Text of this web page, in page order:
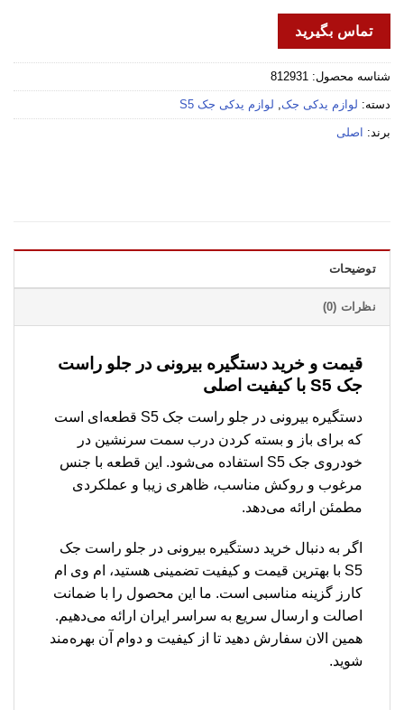
تماس بگیرید
شناسه محصول: 812931
دسته: لوازم یدکی جک, لوازم یدکی جک S5
برند: اصلی
توضیحات
نظرات (0)
قیمت و خرید دستگیره بیرونی در جلو راست
جک S5 با کیفیت اصلی
دستگیره بیرونی در جلو راست جک S5 قطعه‌ای است
که برای باز و بسته کردن درب سمت سرنشین در
خودروی جک S5 استفاده می‌شود. این قطعه با جنس
مرغوب و روکش مناسب، ظاهری زیبا و عملکردی
مطمئن ارائه می‌دهد.
اگر به دنبال خرید دستگیره بیرونی در جلو راست جک
S5 با بهترین قیمت و کیفیت تضمینی هستید، ام وی ام
کارز گزینه مناسبی است. ما این محصول را با ضمانت
اصالت و ارسال سریع به سراسر ایران ارائه می‌دهیم.
همین الان سفارش دهید تا از کیفیت و دوام آن بهره‌مند
شوید.